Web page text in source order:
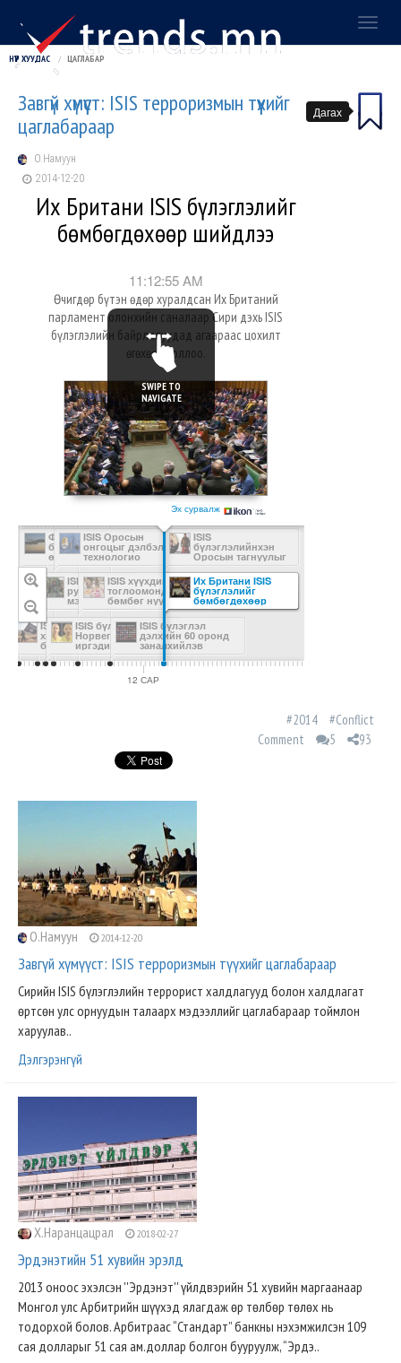
НҮҮР ХУУДАС ЦАГЛАБАР
Дагах
Завгүй хүмүүст: ISIS терроризмын түүхийг
цаглабараар
О.Намуун
2014-12-20
Их Британи ISIS бүлэглэлийг
бөмбөгдөхөөр шийдлээ
11:12:55 AM
Өчигдөр бүтэн өдөр хуралдсан Их Британий
парламент олонхийн саналаар Сири дэхь ISIS
бүлэглэлийн байрлалуудад агаараас цохилт
өгөхөөр боллоо.
Эх сурвалж
SWIPE TO
NAVIGATE
ISIS Бейрутад
террорист
ажиллагаа явуулжээ
ISIS Парисын
халдлагыг зохион
байгуулснаа
мэдэгдлээ
Франц ISIS
бүлэглэлд цохилт
өглөө
ISIS Вашингтон хот
руу халдана гэдгээ
мэдэгдлээ
ISIS бүлэглэл
Норвеги, Хятадын
иргэдийн амийг
хөнөөжээ
ISIS Оросын
онгоцыг дэлбэлсэн
технологио
танилцууллаа
ISIS хүүхдийн
тоглоомонд тэсрэх
бөмбөг нуусан
байжээ
ISIS бүлэглэл
дэлхийн 60 оронд
заналхийлэв
ISIS
бүлэглэлийнхэн
Оросын тагнуулыг
цаазаар авчээ
Их Британи ISIS
бүлэглэлийг
бөмбөгдөхөөр
шийдлээ
12 САР
#2014
#Conflict
Comment
5 93
О.Намуун 2014-12-20
Завгүй хүмүүст: ISIS терроризмын түүхийг цаглабараар
Сирийн ISIS бүлэглэлийн террорист халдлагууд болон халдлагат
өртсөн улс орнуудын талаарх мэдээллийг цаглабараар тоймлон
харуулав..
Дэлгэрэнгүй
Х.Наранцацрал 2018-02-27
Эрдэнэтийн 51 хувийн эрэлд
2013 оноос эхэлсэн ''Эрдэнэт'' үйлдвэрийн 51 хувийн маргаанаар
Монгол улс Арбитрийн шүүхэд ялагдаж өр төлбөр төлөх нь
тодорхой болов. Арбитраас “Стандарт” банкны нэхэмжилсэн 109
сая долларыг 51 сая ам.доллар болгон бууруулж, “Эрдэ..